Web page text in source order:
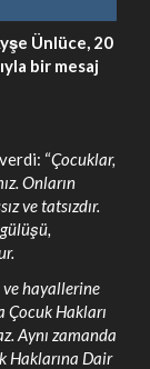
Ünlüce, 20
bir mesaj
“Çocuklar,
Onların
ve tatsızdır.
ve hayallerine
Hakları
Aynı zamanda
Haklarına Dair